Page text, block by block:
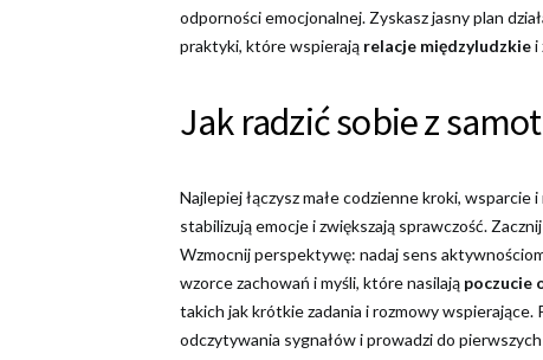
odporności emocjonalnej. Zyskasz jasny plan
praktyki, które wspierają relacje międzyludzkiei
Jak radzić sobie z
Najlepiej łączysz małe codzienne kroki,
stabilizują emocje i zwiększają sprawczość.
Wzmocnij perspektywę: nadaj sens
wzorce zachowań i myśli, które nasilają poczucie
takich jak krótkie zadania i rozmowy
odczytywania sygnałów i prowadzi do pierwszych